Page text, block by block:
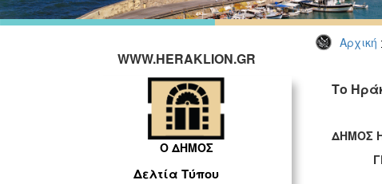
Αρχική
WWW.HERAKLION.GR
Ο ΔΗΜΟΣ
Δελτία Τύπου
Το
ΔΗΜΟΣ